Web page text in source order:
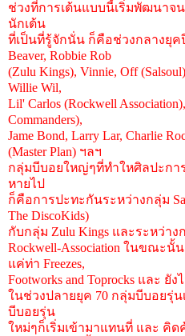
ช่วงที่การเต้นแบบนี้เริ่มพัฒนาจ
นักเต้น
ที่เป็นที่รู้จักนั่น ก็คือช่วงกลางยุค
Beaver, Robbie Rob
(Zulu Kings), Vinnie, Off
Willie Wil,
Lil' Carlos (Rockwell
Commanders),
Jame Bond, Larry Lar, Charlie
(Master Plan) ฯลฯ
กลุ่มบีบอยใหญ่ๆที่ทำใหศิลปะกา
หายไป
ก็คือการปะทะกันระหว่างกลุ่ม
The DiscoKids)
กับกลุ่ม Zulu Kings และระหว่าง
Rockwell-Association ในขณะนั้
แค่ท่า Freezes,
Footworks and Toprocks และ ยัง
ในช่วงปลายยุค 70 กลุ่มบีบอยรุ่
บีบอยรุ่น
ใหม่ๆก็เริ่มเข้ามาแทนที่ และ คิ